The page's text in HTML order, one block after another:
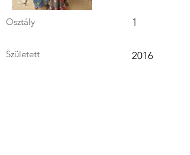
Osztály 1
Született 2016